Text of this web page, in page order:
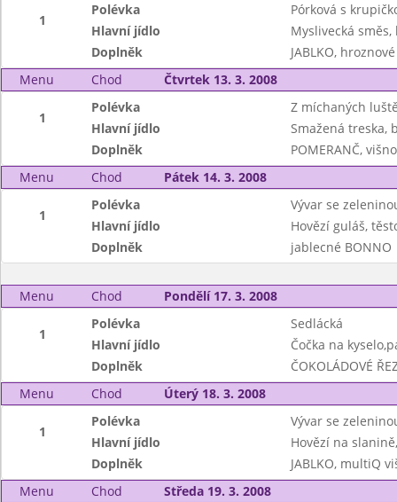
1
Polévka
Pórková s
Hlavní jídlo
Myslivecká
Doplněk
JABLKO,
Menu
Chod Čtvrtek 13. 3. 2008
1
Polévka
Z míchaných
Hlavní jídlo
Smažená treska,
Doplněk
POMERANČ,
Menu
Chod Pátek 14. 3. 2008
1
Polévka
Vývar se
Hlavní jídlo
Hovězí guláš,
Doplněk
jablecné BONNO
Menu Chod Pondělí 17. 3. 2008
1
Polévka
Sedlácká
Hlavní jídlo
Čočka na
Doplněk
ČOKOLÁDOVÉ
Menu
Chod Úterý 18. 3. 2008
1
Polévka
Vývar se
Hlavní jídlo
Hovězí na
Doplněk
JABLKO, multiQ
Menu
Chod Středa 19. 3. 2008